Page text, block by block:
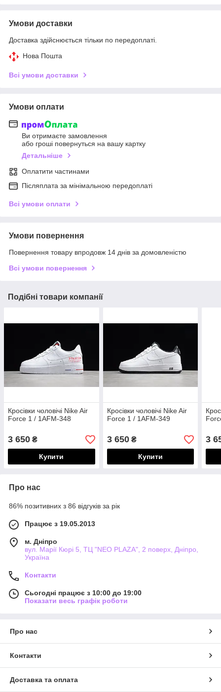
Умови доставки
Доставка здійснюється тільки по передоплаті.
Нова Пошта
Всі умови доставки
Умови оплати
Ви отримаєте замовлення
або гроші повернуться на вашу картку
Детальніше
Оплатити частинами
Післяплата за мінімальною передоплаті
Всі умови оплати
Умови повернення
Повернення товару впродовж 14 днів за домовленістю
Всі умови повернення
Подібні товари компанії
Кросівки чоловічі Nike Air
Force 1 / 1AFM-348
3 650 ₴
Купити
Кросівки чоловічі Nike Air
Force 1 / 1AFM-349
3 650₴
Купити
3
Про нас
86% позитивних з 86 відгуків за рік
Працює з 19.05.2013
м. Дніпро
вул. Марії Кюрі 5, ТЦ "NEO PLAZA", 2 поверх, Дніпро,
Україна
Контакти
Сьогодні працює з 10:00 до 19:00
Показати весь графік роботи
Про нас
Контакти
Доставка та оплата